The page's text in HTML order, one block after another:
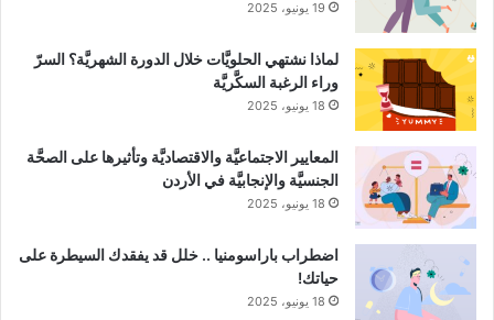
19 يونيو، 2025
لماذا نشتهي الحلويَّات خلال الدورة الشهريَّة؟ السرّ
وراء الرغبة السكَّريَّة
18 يونيو، 2025
المعايير الاجتماعيَّة والاقتصاديَّة وتأثيرها على الصحَّة
الجنسيَّة والإنجابيَّة في الأردن
18 يونيو، 2025
اضطراب باراسومنيا .. خلل قد يفقدك السيطرة على
حياتك!
18 يونيو، 2025